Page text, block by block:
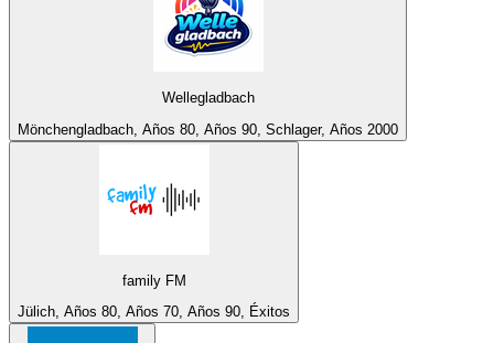
Wellegladbach
Mönchengladbach, Años 80, Años 90, Schlager, Años 2000
family FM
Jülich, Años 80, Años 70, Años 90, Éxitos